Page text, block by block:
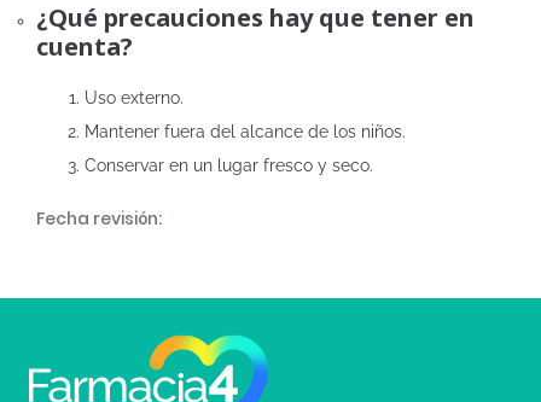
¿Qué precauciones hay que tener en
cuenta?
Uso externo.
Mantener fuera del alcance de los niños.
Conservar en un lugar fresco y seco.
Fecha revisión: